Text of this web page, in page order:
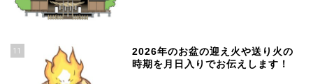
11
2026年のお盆の迎え火や送り火の
時期を月日入りでお伝えします！